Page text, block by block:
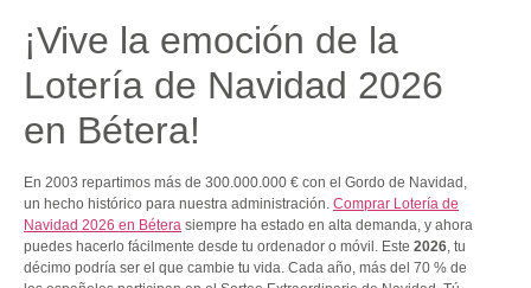
¡Vive la emoción de la
Lotería de Navidad 2026
en Bétera!
En 2003 repartimos más de 300.000.000 € con el Gordo de Navidad,
un hecho histórico para nuestra administración. Comprar Lotería de
Navidad 2026 en Bétera siempre ha estado en alta demanda, y ahora
puedes hacerlo fácilmente desde tu ordenador o móvil. Este 2026, tu
décimo podría ser el que cambie tu vida. Cada año, más del 70 % de